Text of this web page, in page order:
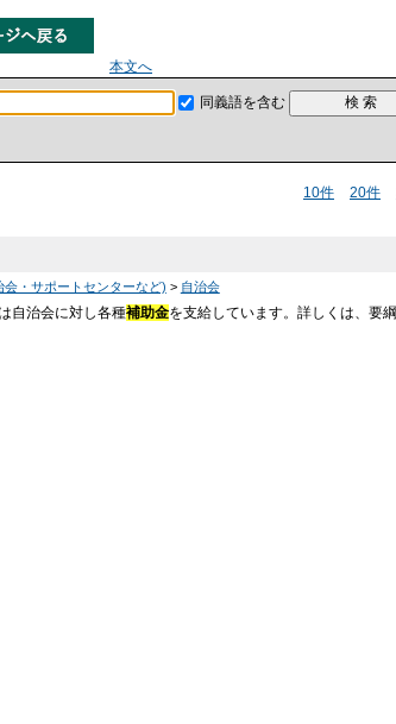
本文へ
同義語を含む
10件 20件
会・サポートセンターなど) > 自治会
自治会に対し各種補助金を支給しています。詳しくは、要